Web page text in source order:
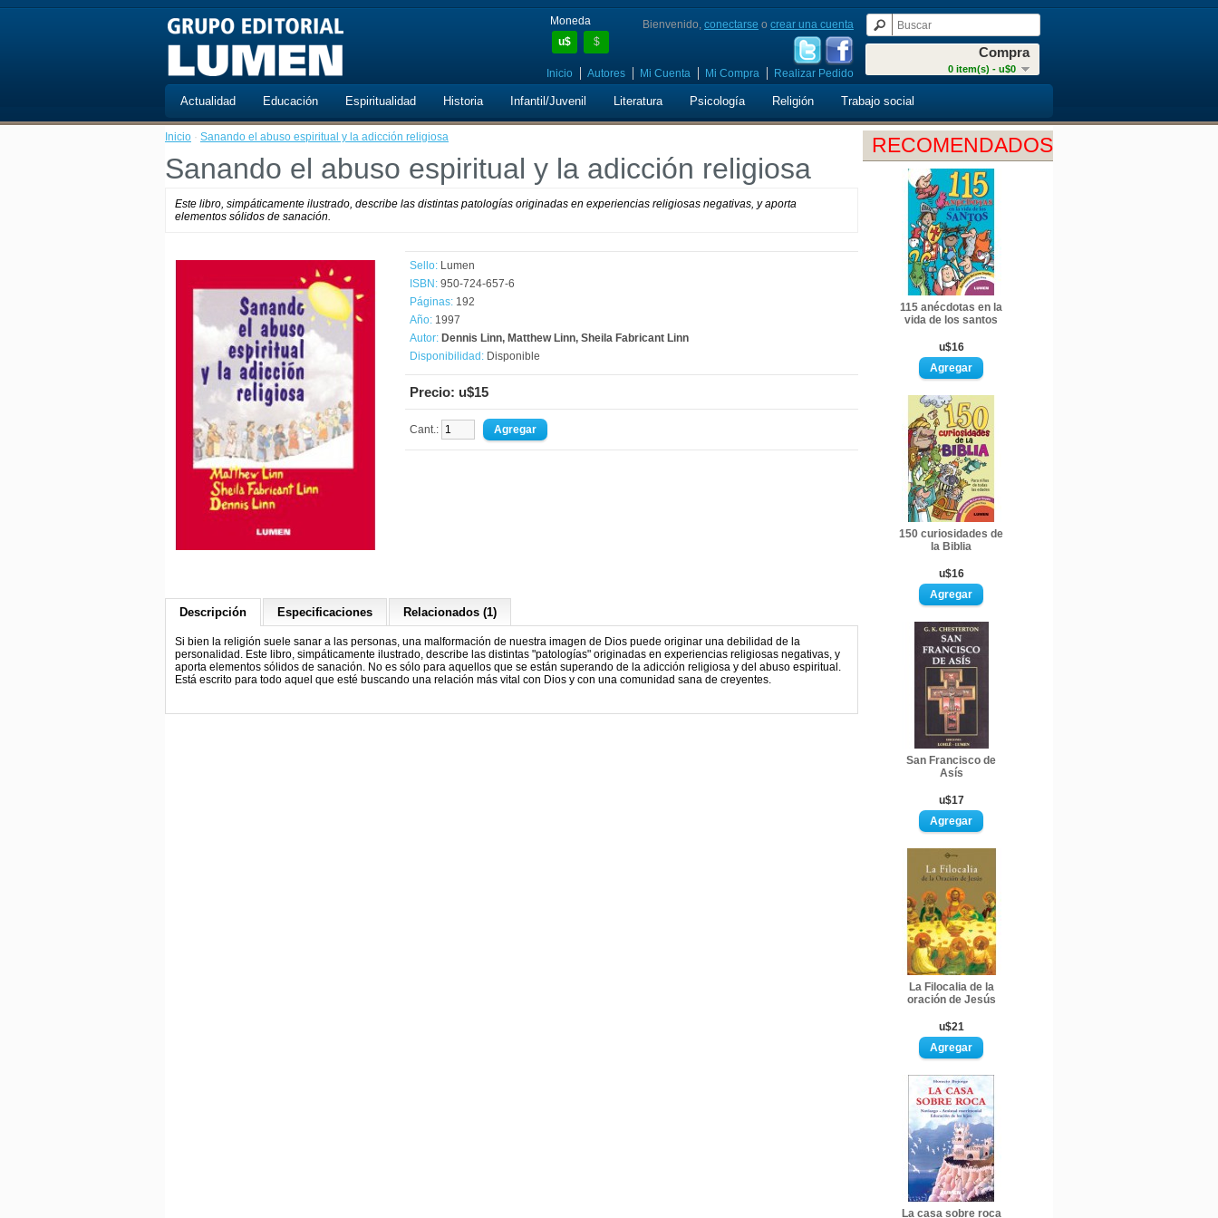
Moneda
u$
$
Compra
0 item(s) - u$0
Bienvenido, conectarse o crear una cuenta
Inicio Autores Mi Cuenta Mi Compra Realizar Pedido
Actualidad Educación Espiritualidad Historia Infantil/Juvenil Literatura Psicología Religión Trabajo social
RECOMENDADOS
115 anécdotas en la
vida de los santos
u$16
150 curiosidades de
la Biblia
u$16
San Francisco de
Asís
u$17
La Filocalia de la
oración de Jesús
u$21
La casa sobre roca
Inicio · Sanando el abuso espiritual y la adicción religiosa
Sanando el abuso espiritual y la adicción religiosa
Este libro, simpáticamente ilustrado, describe las distintas patologías originadas en experiencias religiosas negativas, y aporta
elementos sólidos de sanación.
Sello: Lumen
ISBN: 950-724-657-6
Páginas: 192
Año: 1997
Autor: Dennis Linn, Matthew Linn, Sheila Fabricant Linn
Disponibilidad: Disponible
Precio: u$15
Cant.:
Descripción Especificaciones Relacionados (1)
Si bien la religión suele sanar a las personas, una malformación de nuestra imagen de Dios puede originar una debilidad de la
personalidad. Este libro, simpáticamente ilustrado, describe las distintas "patologías" originadas en experiencias religiosas negativas, y
aporta elementos sólidos de sanación. No es sólo para aquellos que se están superando de la adicción religiosa y del abuso espiritual.
Está escrito para todo aquel que esté buscando una relación más vital con Dios y con una comunidad sana de creyentes.